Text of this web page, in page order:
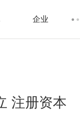
企业
注册资本